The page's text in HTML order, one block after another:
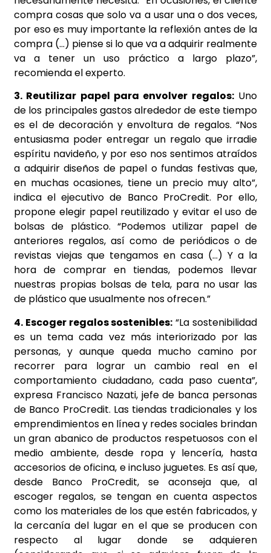
compra cosas que solo va a usar una o dos veces,
por eso es muy importante la reflexión antes de la
compra (…) piense si lo que va a adquirir realmente
va a tener un uso práctico a largo plazo”,
recomienda el experto.
3. Reutilizar papel para envolver regalos:Uno
de los principales gastos alrededor de este tiempo
es el de decoración y envoltura de regalos. “Nos
entusiasma poder entregar un regalo que irradie
espíritu navideño, y por eso nos sentimos atraídos
a adquirir diseños de papel o fundas festivas que,
en muchas ocasiones, tiene un precio muy alto”,
indica el ejecutivo de Banco ProCredit. Por ello,
propone elegir papel reutilizado y evitar el uso de
bolsas de plástico. “Podemos utilizar papel de
anteriores regalos, así como de periódicos o de
revistas viejas que tengamos en casa (…) Y a la
hora de comprar en tiendas, podemos llevar
nuestras propias bolsas de tela, para no usar las
de plástico que usualmente nos ofrecen.”
4. Escoger regalos sostenibles: “La sostenibilidad
es un tema cada vez más interiorizado por las
personas, y aunque queda mucho camino por
recorrer para lograr un cambio real en el
comportamiento ciudadano, cada paso cuenta”,
expresa Francisco Nazati, jefe de banca personas
de Banco ProCredit. Las tiendas tradicionales y los
emprendimientos en línea y redes sociales brindan
un gran abanico de productos respetuosos con el
medio ambiente, desde ropa y lencería, hasta
accesorios de oficina, e incluso juguetes. Es así que,
desde Banco ProCredit, se aconseja que, al
escoger regalos, se tengan en cuenta aspectos
como los materiales de los que estén fabricados, y
la cercanía del lugar en el que se producen con
respecto al lugar donde se adquieren